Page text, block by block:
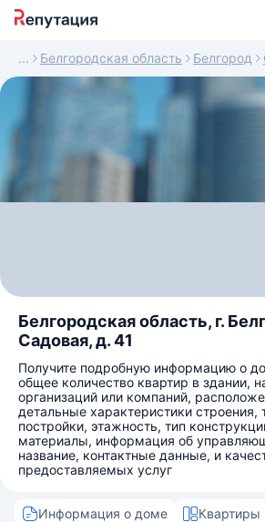
Белгородская область Белгород
Белгородская область, г.
Садовая, д. 41
Получите подробную информацию о
общее количество квартир в здании,
организаций или компаний,
детальные характеристики строения,
постройки, этажность, тип
материалы, информация об
название, контактные данные, и
предоставляемых услуг
Информация о доме Квартиры